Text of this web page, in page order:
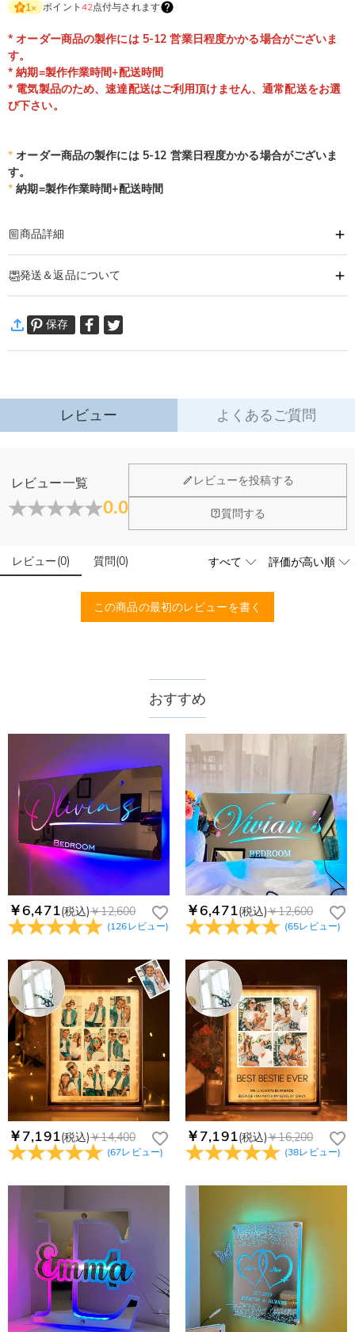
1× ポイント 42点付与されます
* オーダー商品の製作には 5-12 営業日程度かかる場合がございま
す。
* 納期=製作作業時間+配送時間
* 電気製品のため、速達配送はご利用頂けません、通常配送をお選
び下さい。
* オーダー商品の製作には 5-12 営業日程度かかる場合がございま
す。
* 納期=製作作業時間+配送時間
商品詳細
LEDミラーの光で幻想的な屋内装飾に♪
付属のリモコンで31色の点灯操作が可能なので、お部屋に合わせたデコレーシ
ョンも可能です。
開店開業祝いや結婚祝いお誕生日など沢山のシーンで活躍します。
友人、恋人、家族のプレゼントにも適用しています！お好きな文字を入れてオ
発送＆返品について
万一、ご注文商品にご満足いただけない場合は、商品が到着後60日
保存
レビュー よくあるご質問
レビュー一覧
0.0
レビューを投稿する
質問する
レビュー(0) 質問(0)
この商品の最初のレビューを書く
おすすめ
￥6,471(税込)￥12,600
(126レビュー)
￥6,471(税込)￥12,600
(65レビュー)
￥7,191(税込)￥14,400
(67レビュー)
￥7,191(税込)￥16,200
(38レビュー)